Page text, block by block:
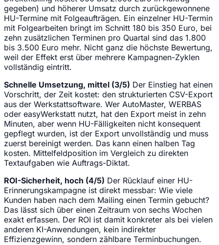
gegeben) und höherer Umsatz durch zurückgewonnene
HU-Termine mit Folgeaufträgen. Ein einzelner HU-Termin
mit Folgearbeiten bringt im Schnitt 180 bis 350 Euro, bei
zehn zusätzlichen Terminen pro Quartal sind das 1.800
bis 3.500 Euro mehr. Nicht ganz die höchste Bewertung,
weil der Effekt erst über mehrere Kampagnen-Zyklen
vollständig eintritt.
Schnelle Umsetzung, mittel (3/5) Der Einstieg hat einen
Vorschritt, der Zeit kostet: den strukturierten CSV-Export
aus der Werkstattsoftware. Wer AutoMaster, WERBAS
oder easyWerkstatt nutzt, hat den Export meist in zehn
Minuten, aber wenn HU-Fälligkeiten nicht konsequent
gepflegt wurden, ist der Export unvollständig und muss
zuerst bereinigt werden. Das kann einen halben Tag
kosten. Mittelfeldposition im Vergleich zu direkten
Textaufgaben wie Auftrags-Diktat.
ROI-Sicherheit, hoch (4/5) Der Rücklauf einer HU-
Erinnerungskampagne ist direkt messbar: Wie viele
Kunden haben nach dem Mailing einen Termin gebucht?
Das lässt sich über einen Zeitraum von sechs Wochen
exakt erfassen. Der ROI ist damit konkreter als bei vielen
anderen KI-Anwendungen, kein indirekter
Effizienzgewinn, sondern zählbare Terminbuchungen.